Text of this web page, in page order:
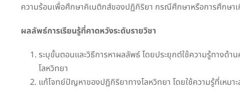
ความร้อนเพื่อศึกษาคิเนติกส์ของปฏิกิริยา กรณีศึกษาหรือการศึกษา
ผลลัพธ์การเรียนรู้ที่คาดหวังระดับรายวิชา
ระบุขั้นตอนและวิธีการหาผลลัพธ์ โดยประยุกต์ใช้ความรู้ทางด้
โลหวิทยา
แก้โจทย์ปัญหาของปฏิกิริยาทางโลหวิทยา โดยใช้ความรู้ที่เหม